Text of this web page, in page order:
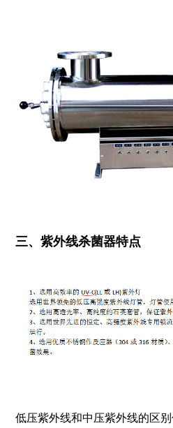
三、紫外线杀菌器特点
低压紫外线和中压紫外线的区